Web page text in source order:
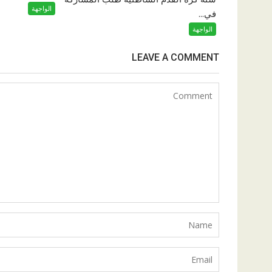
في...
الواجهة
الواجهة
LEAVE A COMMENT